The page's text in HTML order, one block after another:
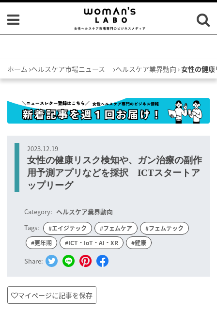
ホーム ヘルスケア市場ニュース ヘルスケア業界動向 女性の健
2023.12.19
女性の健康リスク検知や、ガン治療の副作
用予測アプリなどを採択 ICTスタートア
ップリーグ
Category: ヘルスケア業界動向
Tags:
#エイジテック #フェムケア
#フェムテック
#更年期
#ICT・IoT・AI・XR #健康
Share:
マイページに記事を保存